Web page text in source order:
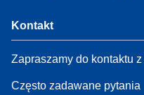
Kontakt
Zapraszamy do kontaktu
Często zadawane pytania